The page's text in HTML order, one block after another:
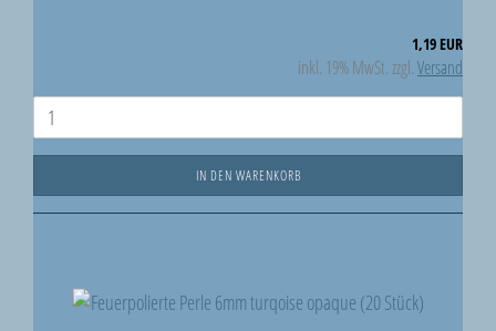
1,19 EUR
inkl. 19% MwSt. zzgl.Versand
IN DEN WARENKORB